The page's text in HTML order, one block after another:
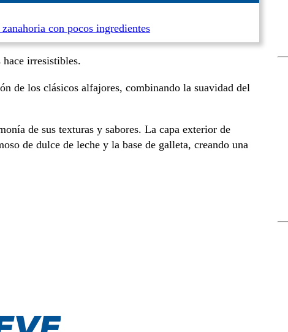
con pocos ingredientes
irresistibles.
de los clásicos alfajores, combinando la suavidad del
de sus texturas y sabores. La capa exterior de
de dulce de leche y la base de galleta, creando una